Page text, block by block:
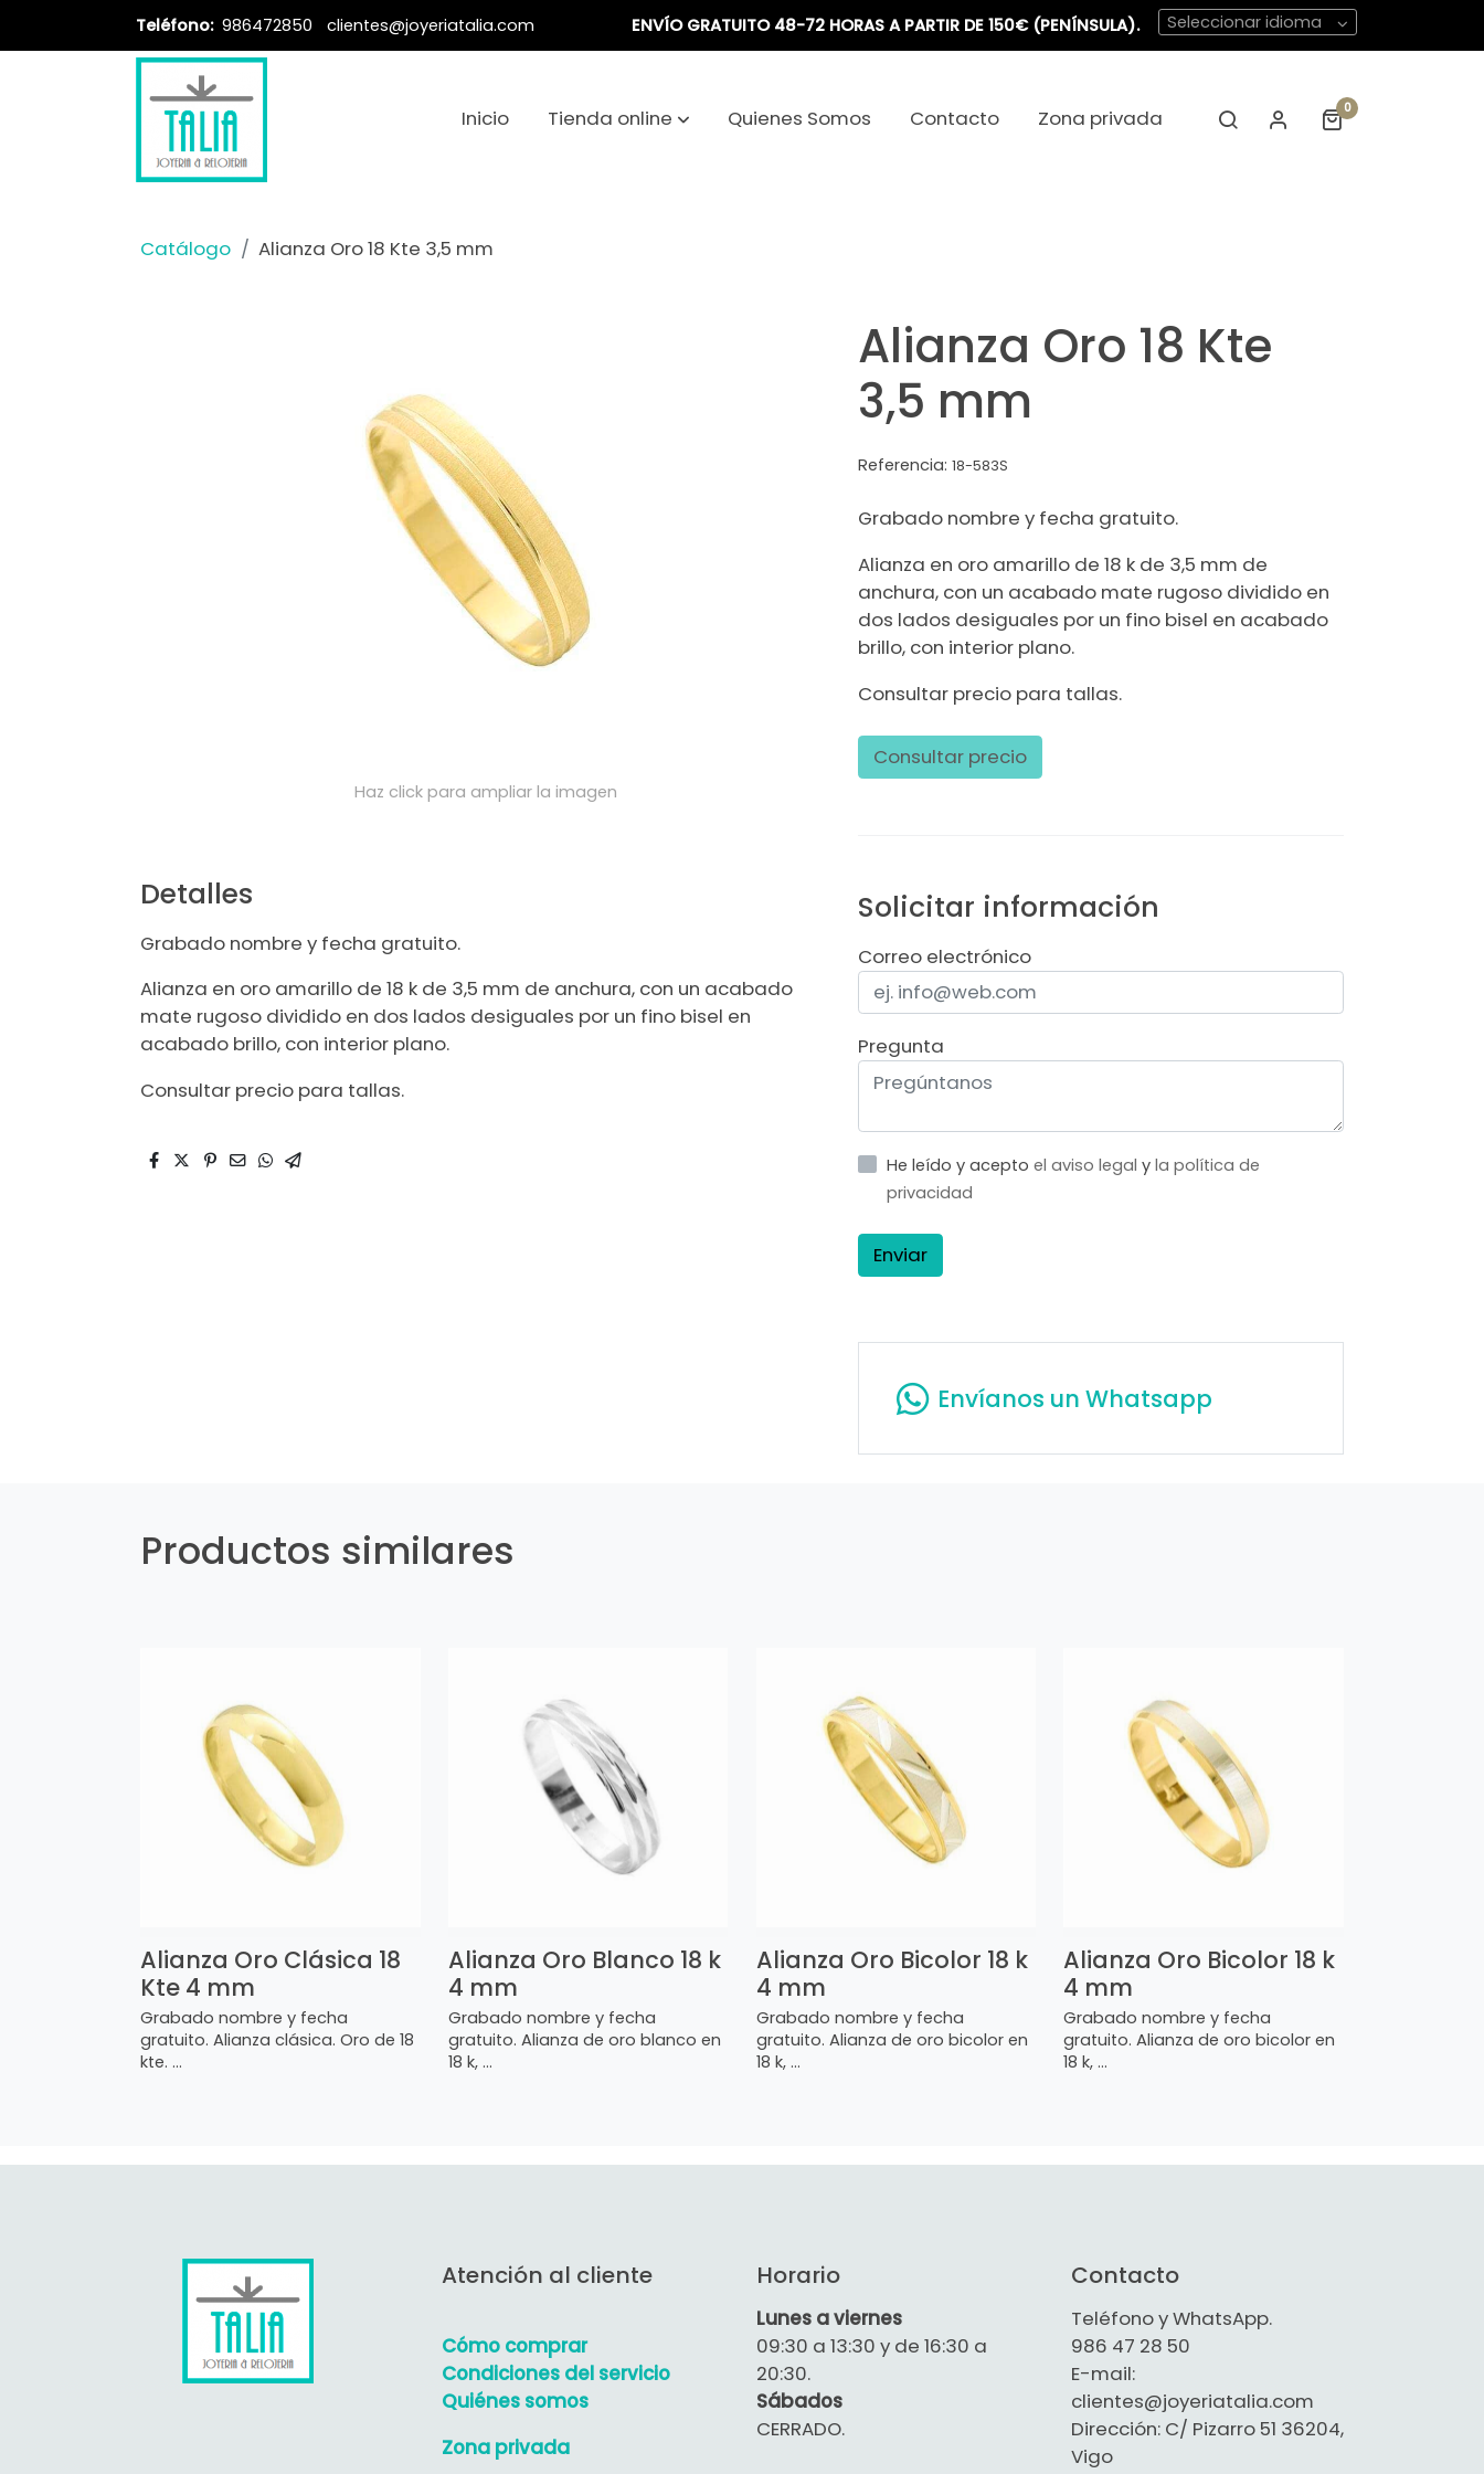
Teléfono: 986472850 clientes@joyeriatalia.com ENVÍO GRATUITO 48-72 HORAS A PARTIR DE 150€ (PENÍNSULA). Seleccionar idioma
Inicio Tienda online Quienes Somos Contacto Zona privada 0
Catálogo Alianza Oro 18 Kte 3,5 mm
Haz click para ampliar la imagen
Detalles
Grabado nombre y fecha gratuito.
Alianza en oro amarillo de 18 k de 3,5 mm de anchura, con un acabado
mate rugoso dividido en dos lados desiguales por un fino bisel en
acabado brillo, con interior plano.
Consultar precio para tallas.
Alianza Oro 18 Kte
3,5 mm
Referencia:18-583S
Grabado nombre y fecha gratuito.
Alianza en oro amarillo de 18 k de 3,5 mm de
anchura, con un acabado mate rugoso dividido en
dos lados desiguales por un fino bisel en acabado
brillo, con interior plano.
Consultar precio para tallas.
Consultar precio
Solicitar información
Correo electrónico
Pregunta
He leído y acepto el aviso legal y la política de
privacidad
Enviar
Envíanos un Whatsapp
Productos similares
Alianza Oro Clásica 18
Kte 4 mm
Grabado nombre y fecha
gratuito. Alianza clásica. Oro de 18
kte. ...
Alianza Oro Blanco 18 k
4 mm
Grabado nombre y fecha
gratuito. Alianza de oro blanco en
18 k, ...
Alianza Oro Bicolor 18 k
4 mm
Grabado nombre y fecha
gratuito. Alianza de oro bicolor en
18 k, ...
Alianza Oro Bicolor 18 k
4 mm
Grabado nombre y fecha
gratuito. Alianza de oro bicolor en
18 k, ...
Atención al cliente
Cómo comprar
Condiciones del servicio
Quiénes somos
Zona privada
Horario
Lunes a viernes
09:30 a 13:30 y de 16:30 a
20:30.
Sábados
CERRADO.
Contacto
Teléfono y WhatsApp.
986 47 28 50
E-mail:
clientes@joyeriatalia.com
Dirección: C/ Pizarro 51 36204,
Vigo